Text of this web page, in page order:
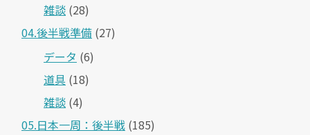
雑談 (28)
04.後半戦準備 (27)
データ (6)
道具 (18)
雑談 (4)
05.日本一周：後半戦 (185)